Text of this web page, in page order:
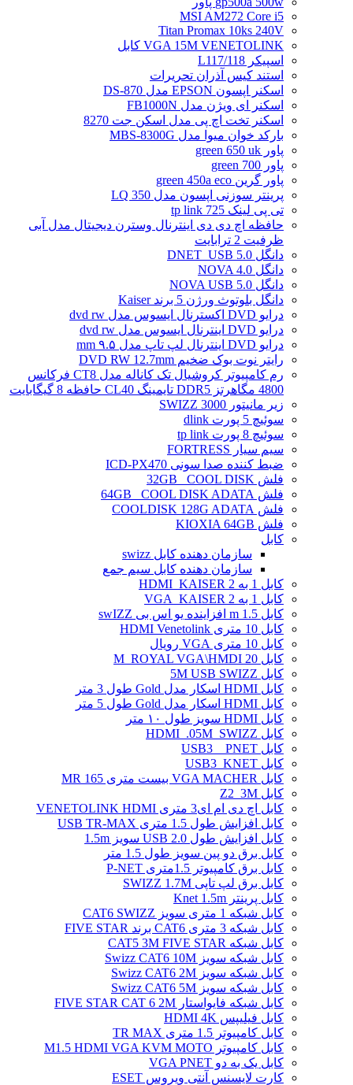
MSI AM272 Core i5
Titan Promax 10ks 240V
VGA 15M VENETOLINK کابل
اسپیکر L117/118
استند کیس آذران تحریرات
اسکنر اپسون EPSON مدل DS-870
اسکنر ای ویژن مدل FB1000N
اسکنر تخت اچ پی مدل اسکن جت 8270
بارکد خوان میوا مدل MBS-8300G
پاور green 650 uk
پاور green 700
پاور گرین green 450a eco
پرینتر سوزنی اپسون مدل LQ 350
تی پی لینک tp link 725
حافظه اچ دی دی اینترنال وسترن دیجیتال مدل آبی
ظرفیت 2 ترابایت
دانگل DNET_USB 5.0
دانگل NOVA 4.0
دانگل NOVA USB 5.0
دانگل بلوتوث ورژن 5 برند Kaiser
درایو DVD اکسترنال ایسوس مدل dvd rw
درایو DVD اینترنال ایسوس مدل dvd rw
درایو DVD اینترنال لپ تاپ مدل ۹.۵ mm
رایتر نوت بوک ضخیم DVD RW 12.7mm
رم کامپیوتر کروشیال تک کاناله مدل CT8 فرکانس
4800 مگاهرتز DDR5 تایمینگ CL40 حافظه 8 گیگابایت
زیر مانیتور SWIZZ 3000
سوئیچ 5 پورت dlink
سوئیچ 8 پورت tp link
سیم سیار FORTRESS
ضبط کننده صدا سونی ICD-PX470
فلش 32GB _COOL DISK
فلش 64GB _COOL DISK ADATA
فلش COOLDISK 128G ADATA
فلش KIOXIA 64GB
کابل
سازمان دهنده کابل swizz
سازمان دهنده کابل سیم جمع
کابل 1 به 2 HDMI_KAISER
کابل 1 به 2 VGA_KAISER
کابل 1.5 m افزاینده یو اس بی swIZZ
کابل 10 متری HDMI Venetolink
کابل 10 متری VGA رویال
کابل 20 M_ROYAL VGA\HMDI
کابل 5M USB SWIZZ
کابل HDMI اسکار مدل Gold طول 3 متر
کابل HDMI اسکار مدل Gold طول 5 متر
کابل HDMI سویز طول ۱۰ متر
کابل HDMI_.05M_SWIZZ
کابل USB3 _ PNET
کابل USB3_KNET
کابل VGA MACHER بیست متری MR 165
کابل Z2_3M
کابل اچ دی ام ای3 متری VENETOLINK HDMI
کابل افزایش طول 1.5 متری USB TR-MAX
کابل افزایش طول USB 2.0 سویز 1.5m
کابل برق دو پین سویز طول 1.5 متر
کابل برق کامپیوتر 1.5ﻣﺘﺮی P-NET
کابل برق لپ تاپی SWIZZ 1.7M
کابل پرینتر Knet 1.5m
کابل شبکه 1 متری سویز CAT6 SWIZZ
کابل شبکه 3 متری CAT6 برند FIVE STAR
کابل شبکه CAT5 3M FIVE STAR
کابل شبکه سویز Swizz CAT6 10M
کابل شبکه سویز Swizz CAT6 2M
کابل شبکه سویز Swizz CAT6 5M
کابل شبکه فایواستار FIVE STAR CAT 6 2M
کابل فیلیپس HDMI 4K
کابل کامپیوتر 1.5 متری TR MAX
کابل کامپیوتر M1.5 HDMI VGA KVM MOTO
کابل یک به دو VGA PNET
کارت لایسنس آنتی ویروس ESET